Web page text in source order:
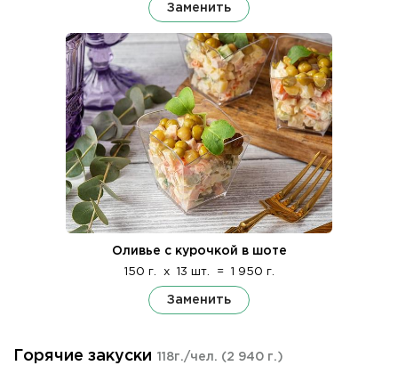
Заменить
Оливье с курочкой в шоте
150 г. x 13 шт. = 1 950 г.
Заменить
Горячие закуски 118г./чел. (2 940 г.)